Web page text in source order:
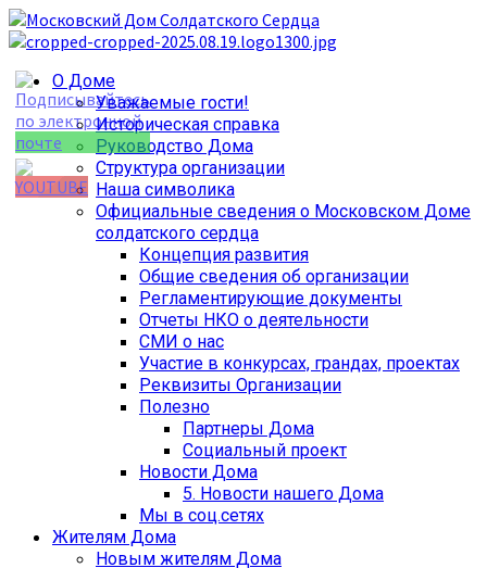
Перейти
к
Основное
меню
О Доме
Уважаемые гости!
Историческая справка
Руководство Дома
Структура организации
Наша символика
Официальные сведения о Московском Доме
солдатского сердца
Концепция развития
Общие сведения об организации
Регламентирующие документы
Отчеты НКО о деятельности
СМИ о нас
Участие в конкурсах, грандах, проектах
Реквизиты Организации
Полезно
Партнеры Дома
Социальный проект
Новости Дома
5. Новости нашего Дома
Мы в соц.сетях
Жителям Дома
Новым жителям Дома
Set Youtube